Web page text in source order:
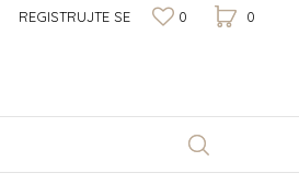
0
0
REGISTRUJTE SE